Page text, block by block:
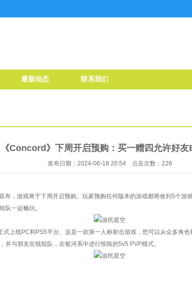
最新动态 联系我们
《Concord》下周开启预购：买一赠四允许好友
发布日期：2024-06-18 20:54 点击次数：226
布，游戏将于下周开启预购。玩家预购任何版本的游戏都将收到5个游
队一起畅玩。
式上线PC和PS5平台。这是一款第一人称射击游戏，您可以从众多角
并与朋友在线组队，在银河系中进行惊险的5v5 PVP模式。